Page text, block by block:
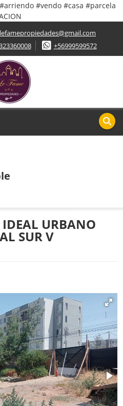
#vendo #casa #parcela
lefamepropiedades@gmail.com
+56999599572
IDEAL URBANO
SUR V